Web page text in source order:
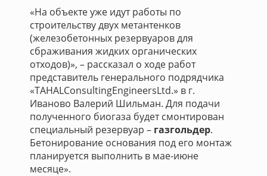
«На объекте уже идут работы по
строительству двух метантенков
(железобетонных резервуаров для
сбраживания жидких органических
отходов)», – рассказал о ходе работ
представитель генерального подрядчика
«TAHALConsultingEngineersLtd.» в г.
Иваново Валерий Шильман. Для подачи
полученного биогаза будет смонтирован
специальный резервуар – газгольдер.
Бетонирование основания под его монтаж
планируется выполнить в мае-июне
месяце».